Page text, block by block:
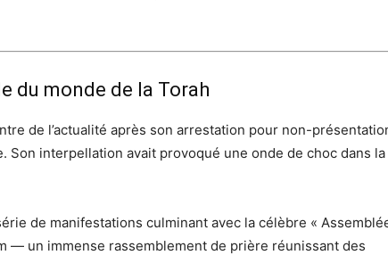
du monde de la Torah
de l’actualité après son arrestation pour non-
Son interpellation avait provoqué une onde de choc dans la
de manifestations culminant avec la célèbre «
— un immense rassemblement de prière réunissant des